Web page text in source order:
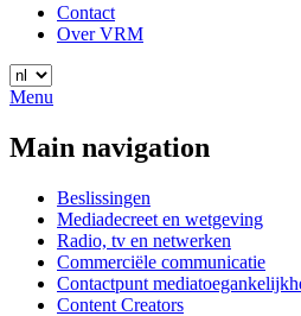
Contact
Over VRM
Menu
Main navigation
Beslissingen
Mediadecreet en wetgeving
Radio, tv en netwerken
Commerciële communicatie
Contactpunt
Content Creators